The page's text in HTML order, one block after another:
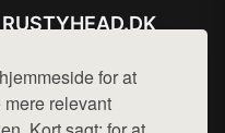
for at
relevant
RUSTYHEAD.DK
Mail: hej@want.dk